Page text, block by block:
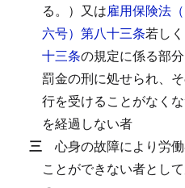
る。）又は雇用保険法
六号）第八十三条若し
十三条の規定に係る部
罰金の刑に処せられ、
行を受けることがなく
を経過しない者
三 心身の故障により労
ことができない者とし